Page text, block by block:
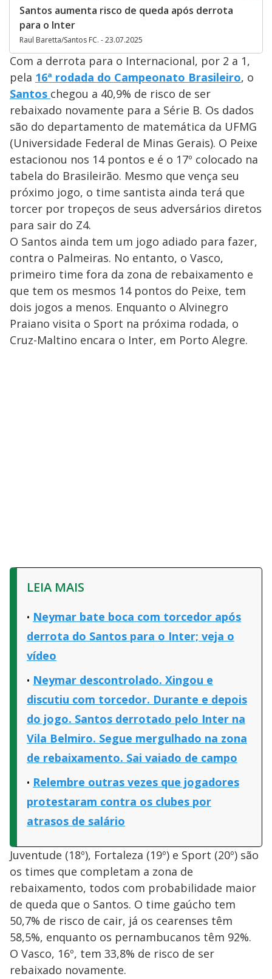
Santos aumenta risco de queda após derrota
para o Inter
Raul Baretta/Santos FC. - 23.07.2025
Com a derrota para o Internacional, por 2 a 1,
pela 16ª rodada do Campeonato Brasileiro, o
Santos chegou a 40,9% de risco de ser
rebaixado novamente para a Série B. Os dados
são do departamento de matemática da UFMG
(Universidade Federal de Minas Gerais). O Peixe
estacionou nos 14 pontos e é o 17º colocado na
tabela do Brasileirão. Mesmo que vença seu
próximo jogo, o time santista ainda terá que
torcer por tropeços de seus adversários diretos
para sair do Z4.
O Santos ainda tem um jogo adiado para fazer,
contra o Palmeiras. No entanto, o Vasco,
primeiro time fora da zona de rebaixamento e
que tem os mesmos 14 pontos do Peixe, tem
dois jogos a menos. Enquanto o Alvinegro
Praiano visita o Sport na próxima rodada, o
Cruz-Maltino encara o Inter, em Porto Alegre.
LEIA MAIS
Neymar bate boca com torcedor após
derrota do Santos para o Inter; veja o
vídeo
Neymar descontrolado. Xingou e
discutiu com torcedor. Durante e depois
do jogo. Santos derrotado pelo Inter na
Vila Belmiro. Segue mergulhado na zona
de rebaixamento. Sai vaiado de campo
Relembre outras vezes que jogadores
protestaram contra os clubes por
atrasos de salário
Juventude (18º), Fortaleza (19º) e Sport (20º) são
os times que completam a zona de
rebaixamento, todos com probabilidade maior
de queda que o Santos. O time gaúcho tem
50,7% de risco de cair, já os cearenses têm
58,5%, enquanto os pernambucanos têm 92%.
O Vasco, 16º, tem 33,8% de risco de ser
rebaixado novamente.